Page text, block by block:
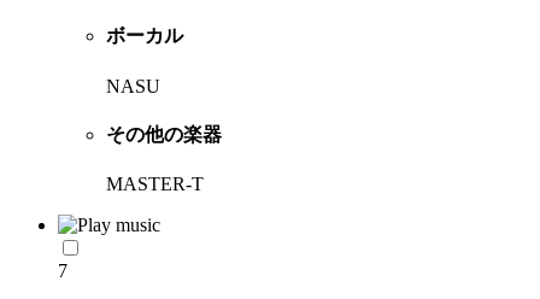
ボーカル
NASU
その他の楽器
MASTER-T
7